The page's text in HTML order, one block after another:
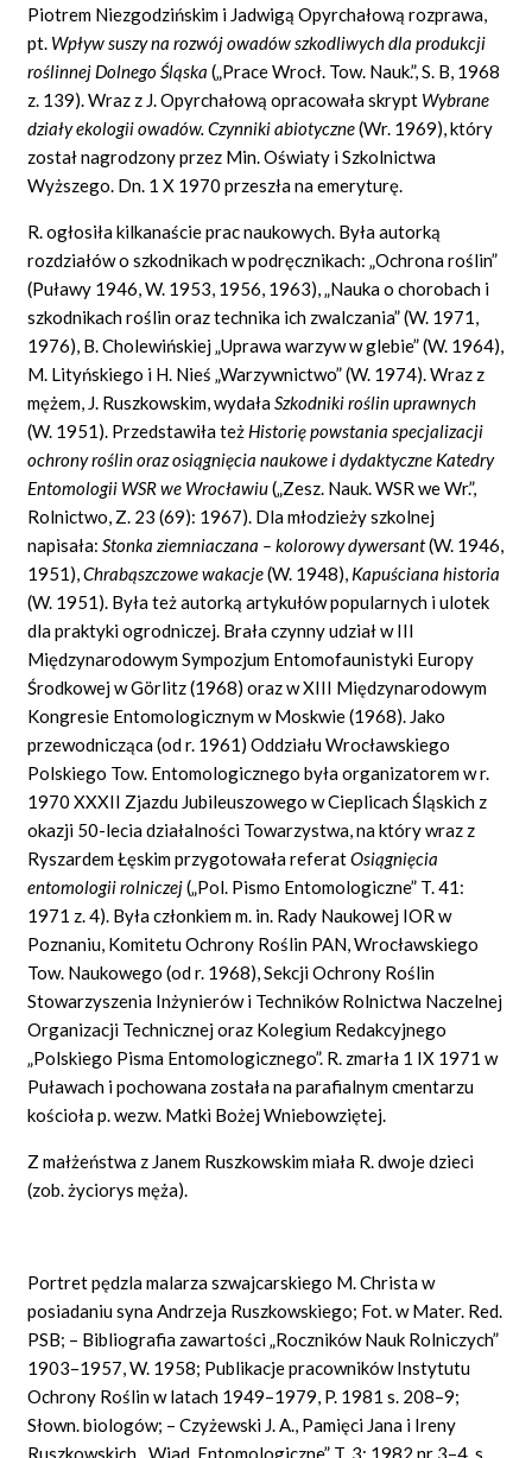
Piotrem Niezgodzińskim i Jadwigą Opyrchałową rozprawa,
pt. Wpływ suszy na rozwój owadów szkodliwych dla produkcji
roślinnej Dolnego Śląska(„Prace Wrocł. Tow. Nauk.”, S. B, 1968
z. 139). Wraz z J. Opyrchałową opracowała skrypt Wybrane
działy ekologii owadów. Czynniki abiotyczne(Wr. 1969), który
został nagrodzony przez Min. Oświaty i Szkolnictwa
Wyższego. Dn. 1 X 1970 przeszła na emeryturę.
R. ogłosiła kilkanaście prac naukowych. Była autorką
rozdziałów o szkodnikach w podręcznikach: „Ochrona roślin”
(Puławy 1946, W. 1953, 1956, 1963), „Nauka o chorobach i
szkodnikach roślin oraz technika ich zwalczania” (W. 1971,
1976), B. Cholewińskiej „Uprawa warzyw w glebie” (W. 1964),
M. Lityńskiego i H. Nieś „Warzywnictwo” (W. 1974). Wraz z
mężem, J. Ruszkowskim, wydałaSzkodniki roślin uprawnych
(W. 1951). Przedstawiła też Historię powstania specjalizacji
ochrony roślin oraz osiągnięcia naukowe i dydaktyczne Katedry
Entomologii WSR we Wrocławiu(„Zesz. Nauk. WSR we Wr.”,
Rolnictwo, Z. 23 (69): 1967). Dla młodzieży szkolnej
napisała:Stonka ziemniaczana – kolorowy dywersant(W. 1946,
1951),Chrabąszczowe wakacje(W. 1948), Kapuściana historia
(W. 1951). Była też autorką artykułów popularnych i ulotek
dla praktyki ogrodniczej. Brała czynny udział w III
Międzynarodowym Sympozjum Entomofaunistyki Europy
Środkowej w Görlitz (1968) oraz w XIII Międzynarodowym
Kongresie Entomologicznym w Moskwie (1968). Jako
przewodnicząca (od r. 1961) Oddziału Wrocławskiego
Polskiego Tow. Entomologicznego była organizatorem w r.
1970 XXXII Zjazdu Jubileuszowego w Cieplicach Śląskich z
okazji 50-lecia działalności Towarzystwa, na który wraz z
Ryszardem Łęskim przygotowała referatOsiągnięcia
entomologii rolniczej(„Pol. Pismo Entomologiczne” T. 41:
1971 z. 4). Była członkiem m. in. Rady Naukowej IOR w
Poznaniu, Komitetu Ochrony Roślin PAN, Wrocławskiego
Tow. Naukowego (od r. 1968), Sekcji Ochrony Roślin
Stowarzyszenia Inżynierów i Techników Rolnictwa Naczelnej
Organizacji Technicznej oraz Kolegium Redakcyjnego
„Polskiego Pisma Entomologicznego”. R. zmarła 1 IX 1971 w
Puławach i pochowana została na parafialnym cmentarzu
kościoła p. wezw. Matki Bożej Wniebowziętej.
Z małżeństwa z Janem Ruszkowskim miała R. dwoje dzieci
(zob. życiorys męża).
Portret pędzla malarza szwajcarskiego M. Christa w
posiadaniu syna Andrzeja Ruszkowskiego; Fot. w Mater. Red.
PSB; – Bibliografia zawartości „Roczników Nauk Rolniczych”
1903–1957, W. 1958; Publikacje pracowników Instytutu
Ochrony Roślin w latach 1949–1979, P. 1981 s. 208–9;
Słown. biologów; – Czyżewski J. A., Pamięci Jana i Ireny
Ruszkowskich, „Wiad. Entomologiczne” T. 3: 1982 nr 3–4, s.